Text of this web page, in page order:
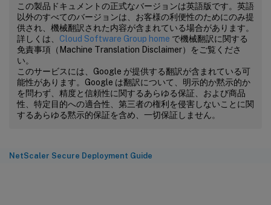
この製品ドキュメントの正式なバージョンは英語版です。英語
以外のすべてのバージョンは、お客様の利便性のためにのみ提
供され、機械翻訳された内容が含まれている場合があります。
詳しくは、 Cloud Software Group home で機械翻訳に関する
免責事項（Machine Translation Disclaimer）をご覧くださ
い。
このサービスには、Google が提供する翻訳が含まれている可
能性があります。Google は翻訳について、明示的か黙示的か
を問わず、精度と信頼性に関するあらゆる保証、および商品
性、特定目的への適合性、第三者の権利を侵害しないことに関
するあらゆる黙示的保証を含め、一切保証しません。
NetScaler Secure Deployment Guide